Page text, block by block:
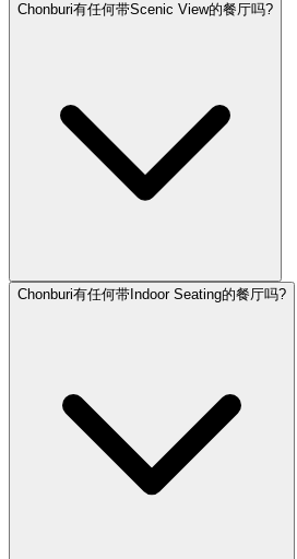
Chonburi有任何带Scenic View的餐厅吗?
Chonburi有任何带Indoor Seating的餐厅吗?